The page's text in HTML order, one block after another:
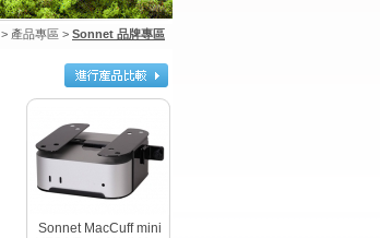
> 產品專區 > Sonnet 品牌專區
Sonnet MacCuff mini